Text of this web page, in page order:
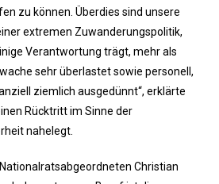
zu können. Überdies sind unsere
extremen Zuwanderungspolitik,
Verantwortung trägt, mehr als
sehr überlastet sowie personell,
ziemlich ausgedünnt“, erklärte
Rücktritt im Sinne der
nahelegt.
Christian